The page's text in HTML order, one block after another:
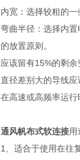
内宽：选择较粗的
弯曲半径：选择内
的放置原则。
应该留有15%的剩
直径差别大的导线
在高速或高频率运
通风帆布式软连接用
1、适合于使用在往